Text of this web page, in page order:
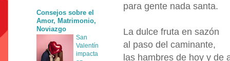
para gente nada santa.
La dulce fruta en sazón
al paso del caminante,
las hambres de hoy y de
Consejos sobre el
Amor, Matrimonio,
Noviazgo
San
Valentín
impacta